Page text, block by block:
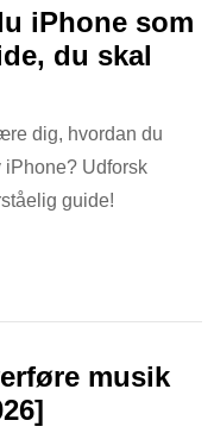
iPhone som
du skal
dig, hvordan du
iPhone? Udforsk
guide!
musik